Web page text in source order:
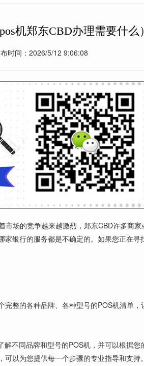
机郑东CBD办理需要什么）
时间：2026/5/12 9:06:08
场的竞争越来越激烈，郑东CBD许多商
银行的服务都是不确定的。如果您正在
整的各种品牌、各种型号的POS机清单
不同品牌和型号的POS机，并可以根据
以为您提供每一个步骤的专业指导和支持。